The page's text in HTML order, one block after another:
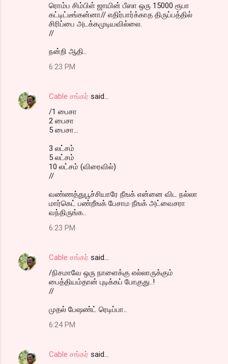
ரொம்ப சிம்பிள் ஜாயின் பீஸா ஒரு 15000 ரூபா
கட்டிட்டீங்கன்னா// எதிர்பார்க்காத திருப்பத்தில்
சிரிப்பை அடக்கமுடியவில்லை.
//
நன்றி ஆதி..
6:23 PM
Cable சங்கர் said…
/1 பைசா
2 பைசா
5 பைசா...
3 லட்சம்
5 லட்சம்
10 லட்சம் (விரைவில்)
//
வண்ணத்துபூச்சியாரே நீஙக் என்னை விட நல்லா
மார்கெட் பண்றீஙக் பேசாம நீஙக் அட்வைசரா
வந்திருங்க..
6:23 PM
Cable சங்கர் said…
/நிசமாவே ஒரு நாளைக்கு எல்லாருக்கும்
பைத்தியம்தான் புடிக்கப் போகுது..!
//
முதல் பேஷண்ட் ரெடிப்பா..
6:24 PM
Cable சங்கர் said…